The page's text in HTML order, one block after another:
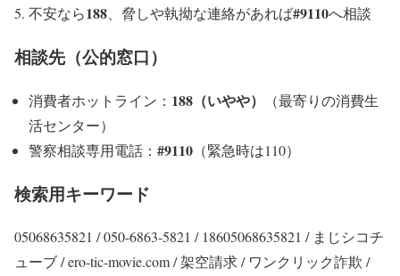
不安なら188、脅しや執拗な連絡があれば#9110へ相談
相談先（公的窓口）
消費者ホットライン： 188（いやや）
（最寄りの消費生
活センター）
警察相談専用電話： #9110 （緊急時は110）
検索用キーワード
05068635821 / 050-6863-5821 / 18605068635821 / まじシコチ
ューブ / ero-tic-movie.com / 架空請求 / ワンクリック詐欺 /